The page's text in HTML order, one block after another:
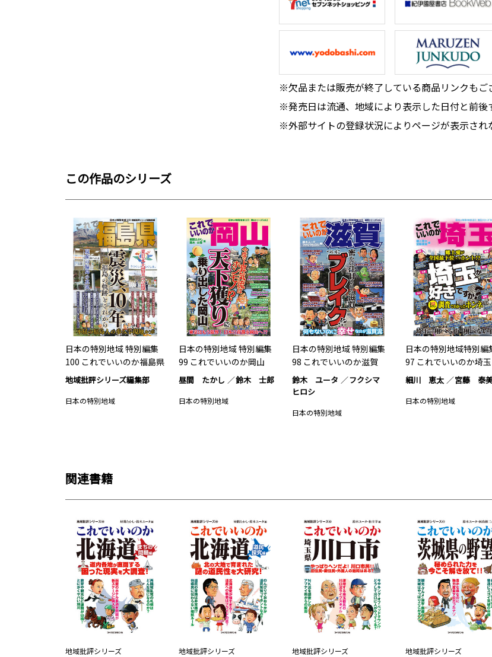
※欠品または販売が終了している商品リンクもご
※発売日は流通、地域により表示した日付と前後
※外部サイトの登録状況によりページが表示され
この作品のシリーズ
日本の特別地域 特別編集
100 これでいいのか福島県
地域批評シリーズ編集部
日本の特別地域
日本の特別地域 特別編集
99 これでいいのか岡山
昼間 たかし 鈴木 士郎
日本の特別地域
日本の特別地域 特別編集
98 これでいいのか滋賀
鈴木 ユータ
フクシマ
ヒロシ
日本の特別地域
日本の特別地域特別編
97 これでいいのか埼玉
細川 恵太 宮藤 泰
日本の特別地域
関連書籍
地域批評シリーズ 地域批評シリーズ 地域批評シリーズ 地域批評シリーズ